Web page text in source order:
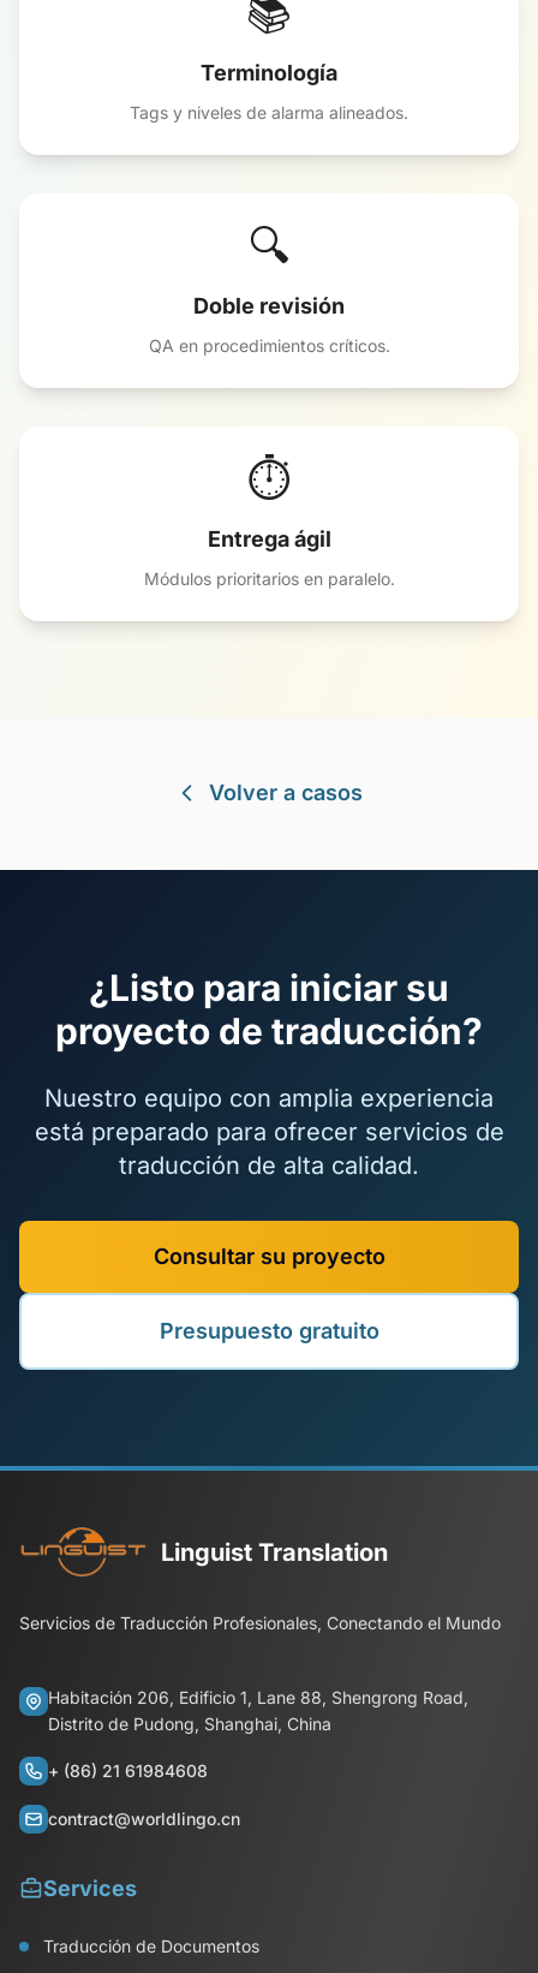
📚
Terminología
Tags y niveles de alarma alineados.
🔍
Doble revisión
QA en procedimientos críticos.
⏱️
Entrega ágil
Módulos prioritarios en paralelo.
Volver a casos
¿Listo para iniciar su
proyecto de traducción?
Nuestro equipo con amplia experiencia
está preparado para ofrecer servicios de
traducción de alta calidad.
Consultar su proyecto
Presupuesto gratuito
Linguist Translation
Servicios de Traducción Profesionales, Conectando el Mundo
Habitación 206, Edificio 1, Lane 88, Shengrong Road,
Distrito de Pudong, Shanghai, China
+ (86) 21 61984608
contract@worldlingo.cn
Services
Traducción de Documentos